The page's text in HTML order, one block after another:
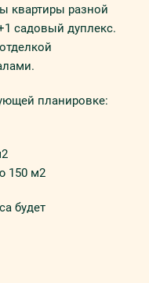
квартиры разной
садовый дуплекс.
планировке:
150 м2
будет